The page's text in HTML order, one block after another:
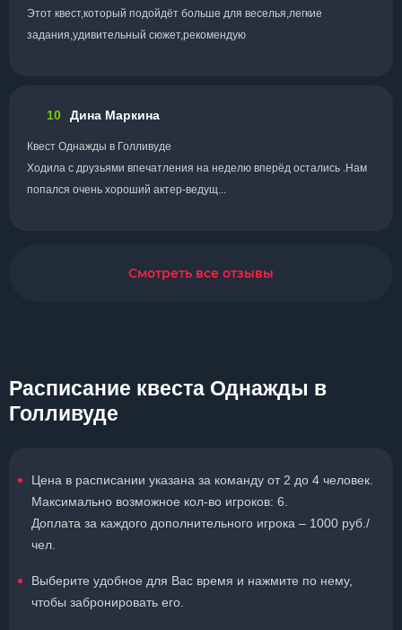
Этот квест,который подойдёт больше для веселья,легкие
задания,удивительный сюжет,рекомендую
10 Дина Маркина
Квест Однажды в Голливуде
Ходила с друзьями впечатления на неделю вперёд остались .Нам
попался очень хороший актер-ведущ...
Смотреть все отзывы
Расписание квеста Однажды в
Голливуде
Цена в расписании указана за команду от 2 до 4 человек.
Максимально возможное кол-во игроков: 6.
Доплата за каждого дополнительного игрока – 1000 руб./
чел.
Выберите удобное для Вас время и нажмите по нему,
чтобы забронировать его.